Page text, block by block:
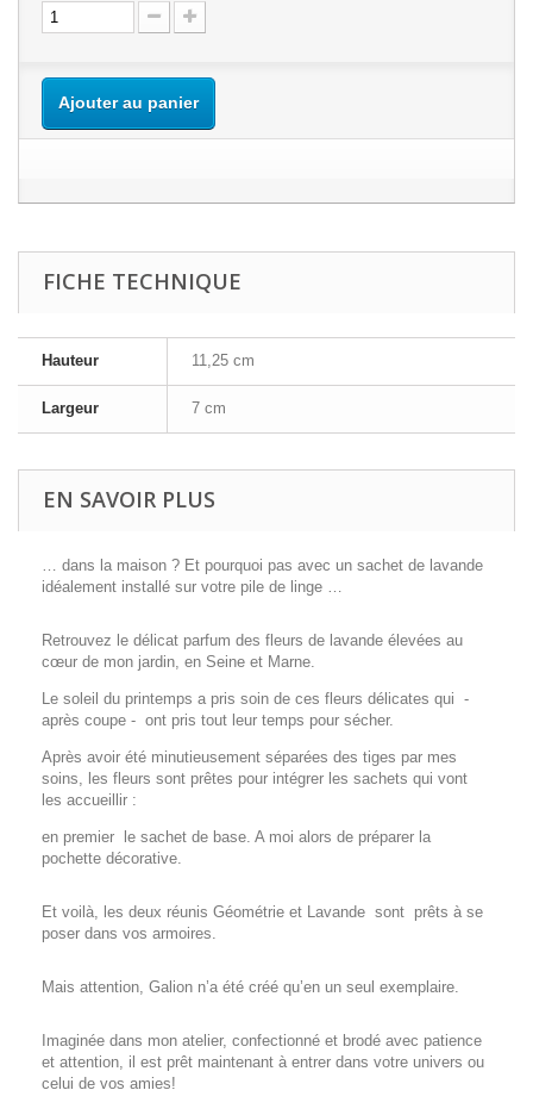
Ajouter au panier
FICHE TECHNIQUE
Hauteur 11,25 cm
Largeur 7 cm
EN SAVOIR PLUS
… dans la maison ? Et pourquoi pas avec un sachet de lavande
idéalement installé sur votre pile de linge …
Retrouvez le délicat parfum des fleurs de lavande élevées au
cœur de mon jardin, en Seine et Marne.
Le soleil du printemps a pris soin de ces fleurs délicates qui -
après coupe - ont pris tout leur temps pour sécher.
Après avoir été minutieusement séparées des tiges par mes
soins, les fleurs sont prêtes pour intégrer les sachets qui vont
les accueillir :
en premier
le sachet de base. A moi alors de préparer la
pochette décorative.
Et voilà, les deux réunis Géométrie et Lavande sont prêts à se
poser dans vos armoires.
Mais attention, Galion n’a été créé qu’en un seul exemplaire.
Imaginée dans mon atelier, confectionné et brodé avec patience
et attention, il est prêt maintenant à entrer dans votre univers ou
celui de vos amies!